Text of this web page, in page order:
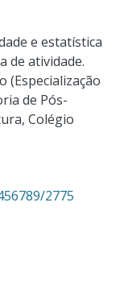
e estatística
de atividade.
(Especialização
de Pós-
Colégio
2775